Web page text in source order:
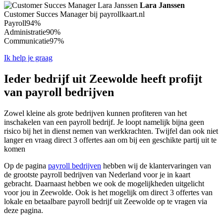
Lara Janssen
Customer Succes Manager bij payrollkaart.nl
Payroll94%
Administratie90%
Communicatie97%
Ik help je graag
Ieder bedrijf uit Zeewolde heeft profijt
van payroll bedrijven
Zowel kleine als grote bedrijven kunnen profiteren van het
inschakelen van een payroll bedrijf. Je loopt namelijk bijna geen
risico bij het in dienst nemen van werkkrachten. Twijfel dan ook niet
langer en vraag direct 3 offertes aan om bij een geschikte partij uit te
komen
Op de pagina payroll bedrijven hebben wij de klantervaringen van
de grootste payroll bedrijven van Nederland voor je in kaart
gebracht. Daarnaast hebben we ook de mogelijkheden uitgelicht
voor jou in Zeewolde. Ook is het mogelijk om direct 3 offertes van
lokale en betaalbare payroll bedrijf uit Zeewolde op te vragen via
deze pagina.